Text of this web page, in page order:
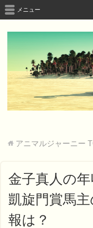
メニュー
アニマルジャーニー
金子真人の年
凱旋門賞馬
報は？